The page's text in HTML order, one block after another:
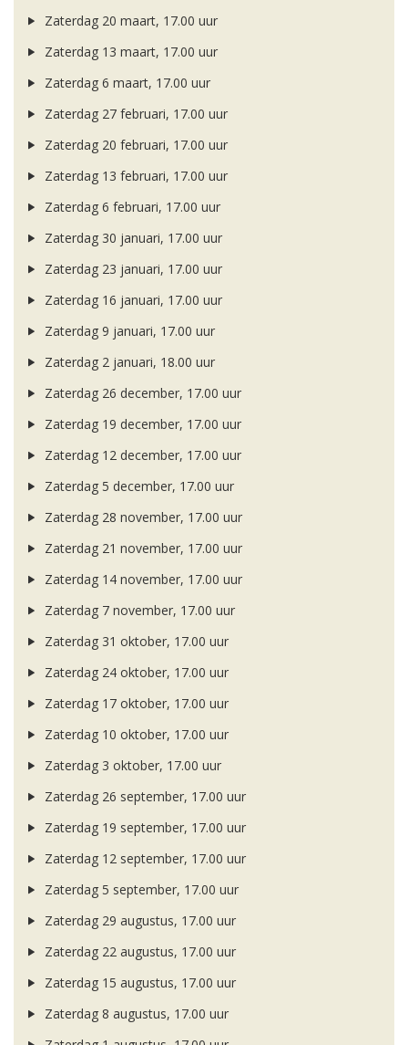
Zaterdag 20 maart, 17.00 uur
Zaterdag 13 maart, 17.00 uur
Zaterdag 6 maart, 17.00 uur
Zaterdag 27 februari, 17.00 uur
Zaterdag 20 februari, 17.00 uur
Zaterdag 13 februari, 17.00 uur
Zaterdag 6 februari, 17.00 uur
Zaterdag 30 januari, 17.00 uur
Zaterdag 23 januari, 17.00 uur
Zaterdag 16 januari, 17.00 uur
Zaterdag 9 januari, 17.00 uur
Zaterdag 2 januari, 18.00 uur
Zaterdag 26 december, 17.00 uur
Zaterdag 19 december, 17.00 uur
Zaterdag 12 december, 17.00 uur
Zaterdag 5 december, 17.00 uur
Zaterdag 28 november, 17.00 uur
Zaterdag 21 november, 17.00 uur
Zaterdag 14 november, 17.00 uur
Zaterdag 7 november, 17.00 uur
Zaterdag 31 oktober, 17.00 uur
Zaterdag 24 oktober, 17.00 uur
Zaterdag 17 oktober, 17.00 uur
Zaterdag 10 oktober, 17.00 uur
Zaterdag 3 oktober, 17.00 uur
Zaterdag 26 september, 17.00 uur
Zaterdag 19 september, 17.00 uur
Zaterdag 12 september, 17.00 uur
Zaterdag 5 september, 17.00 uur
Zaterdag 29 augustus, 17.00 uur
Zaterdag 22 augustus, 17.00 uur
Zaterdag 15 augustus, 17.00 uur
Zaterdag 8 augustus, 17.00 uur